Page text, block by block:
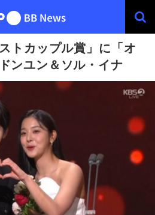
トカップル賞」に「オ
ンユン＆ソル・イナ